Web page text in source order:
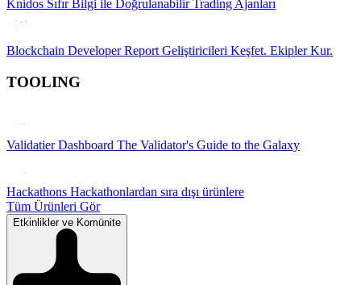
Knidos Sıfır Bilgi ile Doğrulanabilir Trading Ajanları
Blockchain Developer Report Geliştiricileri Keşfet. Ekipler Kur.
TOOLING
Validatier Dashboard The Validator's Guide to the Galaxy
Hackathons Hackathonlardan sıra dışı ürünlere
Tüm Ürünleri Gör
Etkinlikler ve Komünite